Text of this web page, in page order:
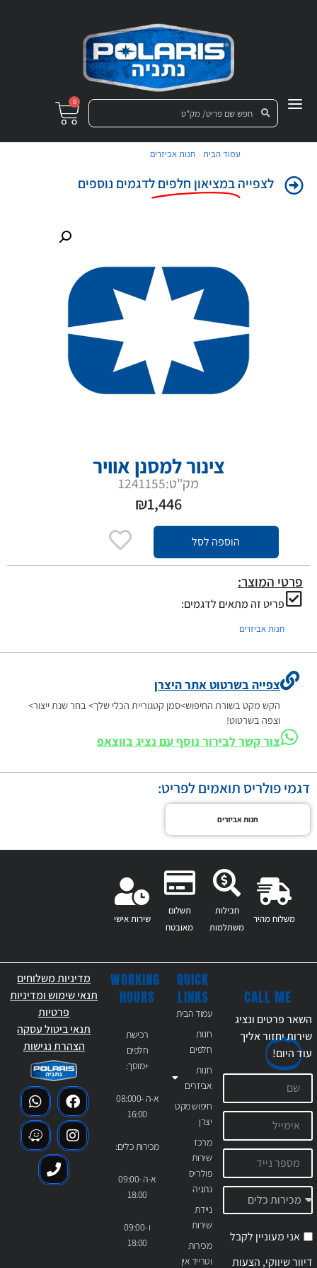
0
עמוד הבית חנות אביזרים
לצפייהבמציאון חלפים לדגמים נוספים
צינור למסנן אוויר
מק"ט:1241155
₪1,446
הוספה לסל
פרטי המוצר:
פריט זה מתאים לדגמים:
חנות אביזרים
צפייה בשרטוט אתר היצרן
הקש מקט בשורת החיפוש>סמן קטגוריית הכלי שלך> בחר שנת ייצור>
וצפה בשרטוט!
צור קשר לבירור נוסף עם נציג בווצאפ
דגמי פולריס תואמים לפריט:
חנות אביזרים
משלוח מהיר
חבילות
משתלמות
תשלום
מאובטח
שירות אישי
QUICK
LINKS
עמוד הבית
חנות
חלפים
חנות
אביזרים
חיפוש מקט
יצרן
מרכז
שירות
פולריס
נתניה
ניידת
שירות
מכירות
וטרייד אין
WORKING
HOURS
רכישת
חלפים
+מוסך:
א-ה 08:000-
16:00
מכירות כלים:
א-ה 09:00-
18:00
ו 09:00-
18:00
CALL ME
השאר פרטים ונציג
שירות יחזור אליך
עודהיום!
אני מעוניין לקבל
דיוור שיווקי, הצעות
מדיניות משלוחים
תנאי שימוש ומדיניות
פרטיות
תנאי ביטול עסקה
הצהרת נגישות